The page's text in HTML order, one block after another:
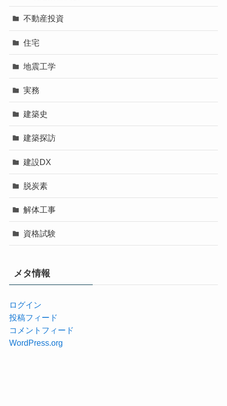
不動産投資
住宅
地震工学
実務
建築史
建築探訪
建設DX
脱炭素
解体工事
資格試験
メタ情報
ログイン
投稿フィード
コメントフィード
WordPress.org